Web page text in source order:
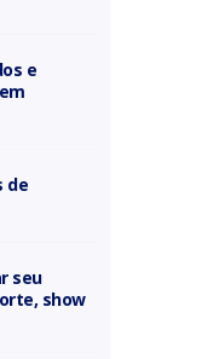
e
de
seu
show